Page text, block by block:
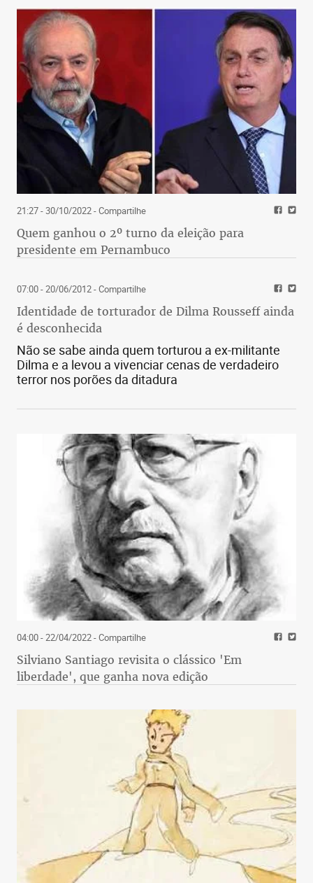
21:27 - 30/10/2022- Compartilhe
Quem ganhou o 2º turno da eleição para
presidente em Pernambuco
07:00 - 20/06/2012- Compartilhe
Identidade de torturador de Dilma Rousseff ainda
é desconhecida
Não se sabe ainda quem torturou a ex-militante
Dilma e a levou a vivenciar cenas de verdadeiro
terror nos porões da ditadura
04:00 - 22/04/2022- Compartilhe
Silviano Santiago revisita o clássico 'Em
liberdade', que ganha nova edição